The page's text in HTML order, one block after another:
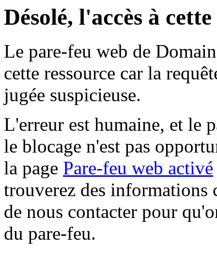
Désolé, l'accès à
Le pare-feu web de
cette ressource car la
jugée suspicieuse.
L'erreur est humaine, et le
le blocage n'est pas
la page Pare-feu web activé
trouverez des informations
de nous contacter pour
du pare-feu.